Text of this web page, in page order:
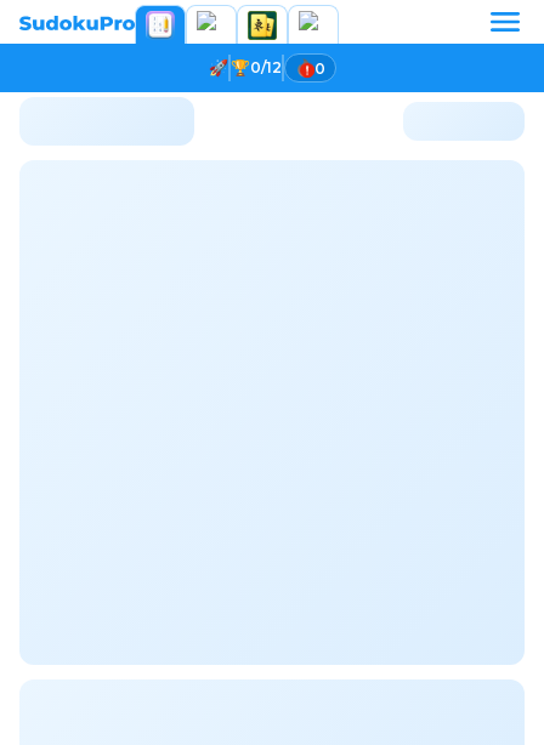
0/12 0